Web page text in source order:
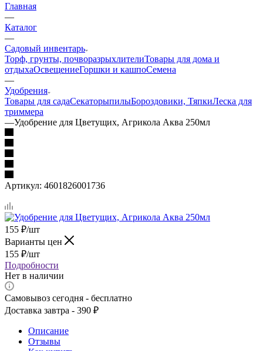
Главная
—
Каталог
—
Садовый инвентарь
Торф, грунты, почворазрыхлителиТовары для дома и
отдыхаОсвещениеГоршки и кашпоСемена
—
Удобрения
Товары для садаСекаторыпилыБороздовики, ТяпкиЛеска для
триммера
—Удобрение для Цветущих, Агрикола Аква 250мл
Артикул: 4601826001736
155 ₽/шт
Варианты цен
155 ₽/шт
Подробности
Нет в наличии
Самовывоз сегодня - бесплатно
Доставка завтра - 390 ₽
Описание
Отзывы